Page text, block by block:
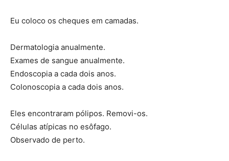
Eu coloco os cheques em camadas.
Dermatologia anualmente.
Exames de sangue anualmente.
Endoscopia a cada dois anos.
Colonoscopia a cada dois anos.
Eles encontraram pólipos. Removi-os.
Células atípicas no esôfago.
Observado de perto.